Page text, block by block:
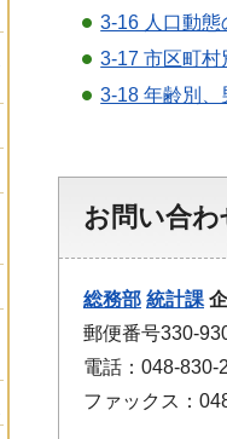
3-16 人口動態
3-17 市区町村
3-18 年齢別、
お問い合わ
総務部 統計課
郵便番号330-
電話：048-830-
ファックス：